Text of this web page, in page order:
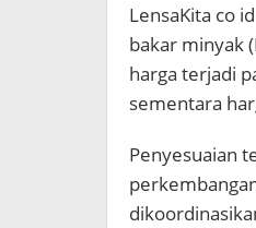
LensaKita co
bakar minyak
harga terjadi
sementara
Penyesuaian